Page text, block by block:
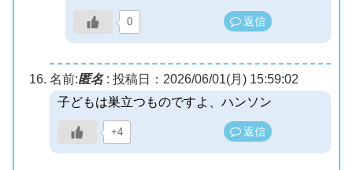
0 返信
名前:匿名: 投稿日：2026/06/01(月) 15:59:02
子どもは巣立つものですよ、ハンソン
+4 返信